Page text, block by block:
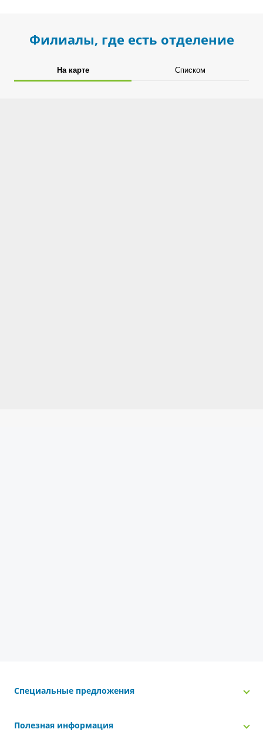
Филиалы, где есть отделение
На карте Списком
Специальные предложения
Полезная информация